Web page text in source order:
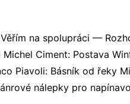
na spolupráci —
Michel Ciment: Postava
Piavoli: Básník od řeky
nálepky pro